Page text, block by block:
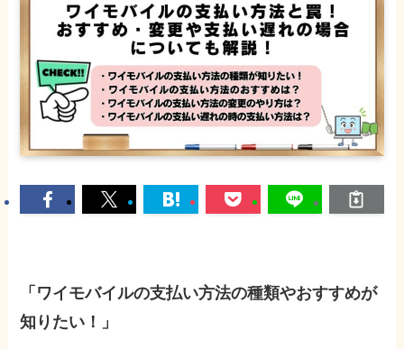
「ワイモバイルの支払い方法の種類やおすすめが
知りたい！」